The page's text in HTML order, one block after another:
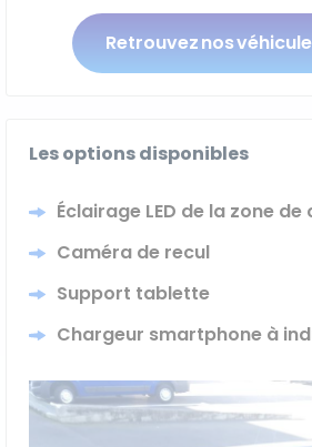
Retrouvez nos
Les options disponibles
Éclairage LED de la zone
Caméra de recul
Support tablette
Chargeur smartphone à